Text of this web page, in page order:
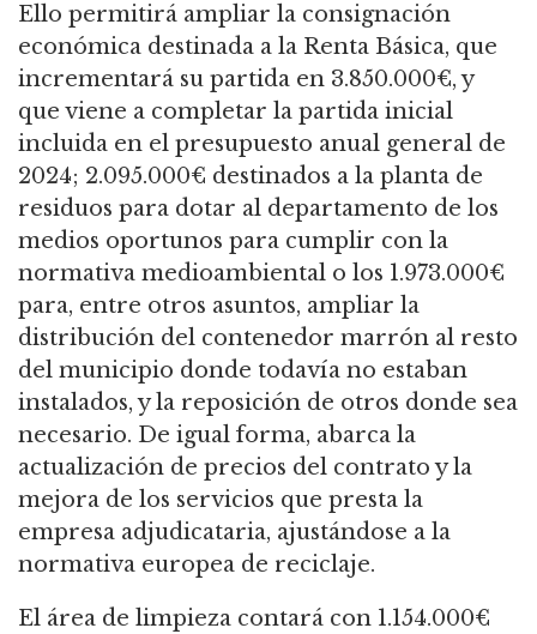
Ello permitirá ampliar la consignación
económica destinada a la Renta Básica, que
incrementará su partida en 3.850.000€, y
que viene a completar la partida inicial
incluida en el presupuesto anual general de
2024; 2.095.000€ destinados a la planta de
residuos para dotar al departamento de los
medios oportunos para cumplir con la
normativa medioambiental o los 1.973.000€
para, entre otros asuntos, ampliar la
distribución del contenedor marrón al resto
del municipio donde todavía no estaban
instalados, y la reposición de otros donde sea
necesario. De igual forma, abarca la
actualización de precios del contrato y la
mejora de los servicios que presta la
empresa adjudicataria, ajustándose a la
normativa europea de reciclaje.
El área de limpieza contará con 1.154.000€